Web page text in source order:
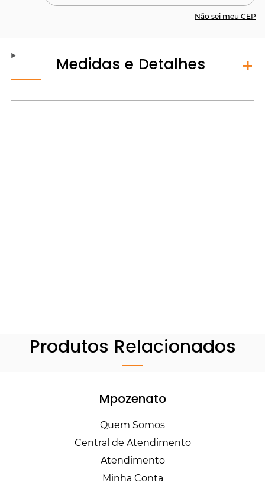
Não sei meu CEP
Medidas e Detalhes
Produtos Relacionados
Mpozenato
Quem Somos
Central de Atendimento
Atendimento
Minha Conta